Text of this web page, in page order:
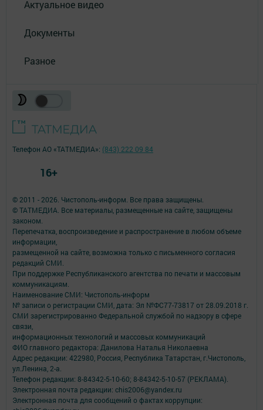
Актуальное видео
Документы
Разное
© 2011 - 2026. Чистополь-информ. Все права защищены.
© ТАТМЕДИА. Все материалы, размещенные на сайте, защищены
законом.
Перепечатка, воспроизведение и распространение в любом объеме
информации,
размещенной на сайте, возможна только с письменного согласия
редакций СМИ.
При поддержке Республиканского агентства по печати и массовым
коммуникациям.
Наименование СМИ: Чистополь-информ
№ записи о регистрации СМИ, дата: Эл №ФС77-73817 от 28.09.2018 г.
СМИ зарегистрированно Федеральной службой по надзору в сфере
связи,
информационных технологий и массовых коммуникаций
ФИО главного редактора: Данилова Наталья Николаевна
Адрес редакции: 422980, Россия, Республика Татарстан, г.Чистополь,
ул.Ленина, 2-а.
Телефон редакции: 8-84342-5-10-60; 8-84342-5-10-57 (РЕКЛАМА).
Электронная почта редакции: chis2006@yandex.ru
Электронная почта для сообщений о фактах коррупции:
Телефон АО «ТАТМЕДИА»: (843) 222 09 84
16+